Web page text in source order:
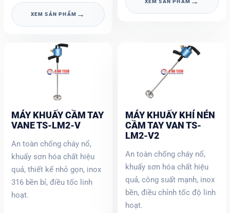
XEM SẢN PHẨM →
XEM SẢN PHẨM
MÁY KHUẤY CẦM TAY
VANE TS-LM2-V
An toàn chống cháy nổ,
khuấy sơn hóa chất hiệu
quả, thiết kế nhỏ gọn, inox
316 bền bỉ, điều tốc linh
hoạt.
MÁY KHUẤY KHÍ NÉN
CẦM TAY VAN TS-
LM2-V2
An toàn chống cháy nổ,
khuấy sơn hóa chất hiệu
quả, công suất mạnh, inox
bền, điều chỉnh tốc độ linh
hoạt.